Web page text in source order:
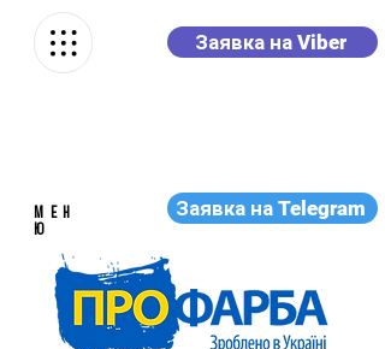
Заявка на Viber
Заявка на Telegram
МЕН
Ю